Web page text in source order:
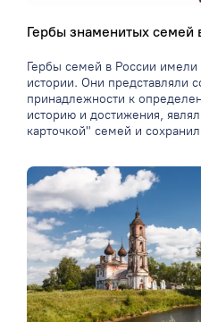
Гербы знаменитых семей
Гербы семей в России
истории. Они представляли
принадлежности к
историю и достижения,
карточкой" семей и